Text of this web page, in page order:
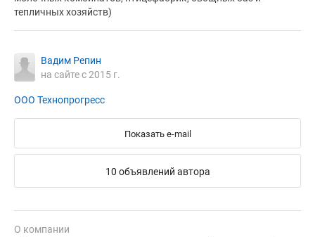
тепличных хозяйств)
Вадим Репин
на сайте с 2015 г.
ООО Технопрогресс
Показать e-mail
10 объявлений автора
О компании